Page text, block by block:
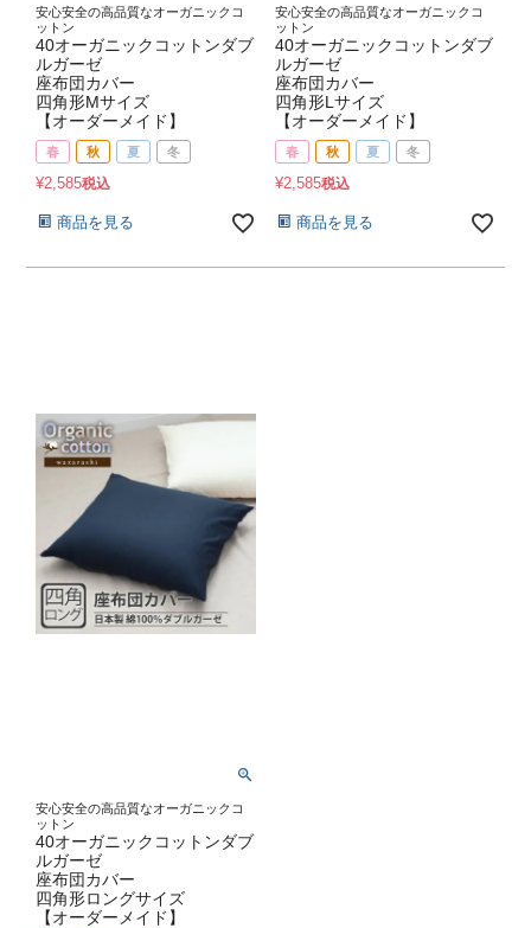
安心安全の高品質なオーガニックコ
ットン
40オーガニックコットンダブ
ルガーゼ
座布団カバー
四角形Mサイズ
【オーダーメイド】
春 秋 夏 冬
¥2,585税込
商品を見る
安心安全の高品質なオーガニックコ
ットン
40オーガニックコットンダブ
ルガーゼ
座布団カバー
四角形Lサイズ
【オーダーメイド】
春 秋 夏 冬
¥2,585税込
商品を見る
安心安全の高品質なオーガニックコ
ットン
40オーガニックコットンダブ
ルガーゼ
座布団カバー
四角形ロングサイズ
【オーダーメイド】